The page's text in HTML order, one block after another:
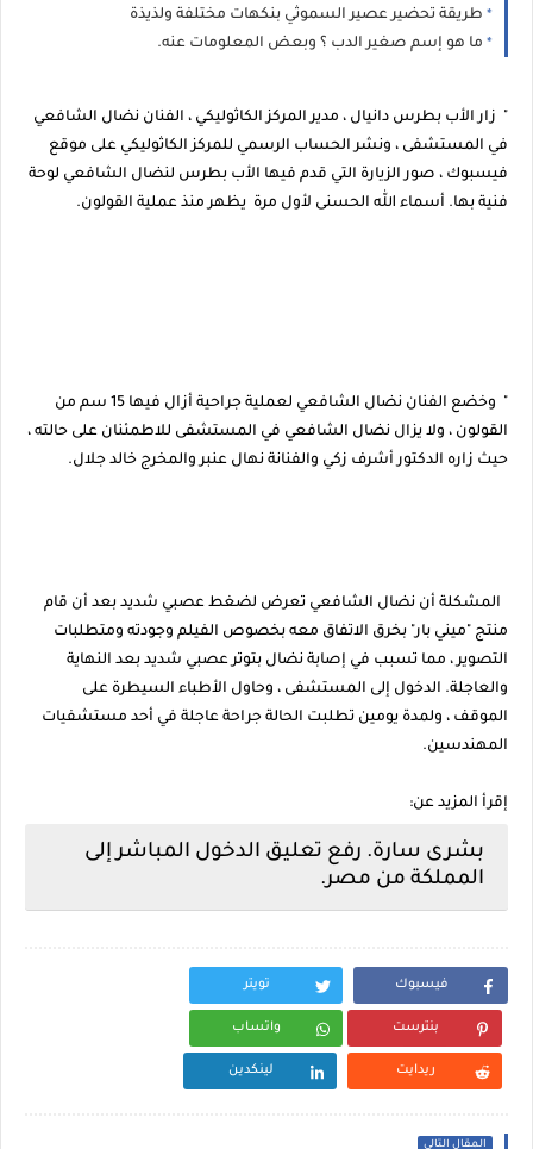
طريقة تحضير عصير السموثي بنكهات مختلفة ولذيذة
ما هو إسم صغير الدب ؟ وبعض المعلومات عنه.
" زار الأب بطرس دانيال ، مدير المركز الكاثوليكي ، الفنان نضال الشافعي
في المستشفى ، ونشر الحساب الرسمي للمركز الكاثوليكي على موقع
فيسبوك ، صور الزيارة التي قدم فيها الأب بطرس لنضال الشافعي لوحة
فنية بها. أسماء الله الحسنى لأول مرة يظهر منذ عملية القولون.
" وخضع الفنان نضال الشافعي لعملية جراحية أزال فيها 15 سم من
القولون ، ولا يزال نضال الشافعي في المستشفى للاطمئنان على حالته ،
حيث زاره الدكتور أشرف زكي والفنانة نهال عنبر والمخرج خالد جلال.
المشكلة أن نضال الشافعي تعرض لضغط عصبي شديد بعد أن قام
منتج "ميني بار" بخرق الاتفاق معه بخصوص الفيلم وجودته ومتطلبات
التصوير ، مما تسبب في إصابة نضال بتوتر عصبي شديد بعد النهاية
والعاجلة. الدخول إلى المستشفى ، وحاول الأطباء السيطرة على
الموقف ، ولمدة يومين تطلبت الحالة جراحة عاجلة في أحد مستشفيات
المهندسين.
إقرأ المزيد عن:
بشرى سارة. رفع تعليق الدخول المباشر إلى
المملكة من مصر.
فيسبوك تويتر
بنترست واتساب
ريدايت لينكدين
المقال التالي